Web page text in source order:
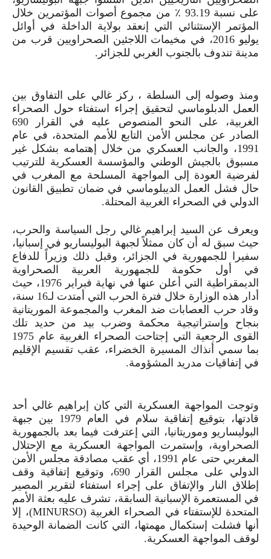
على نسبة
93.19
٪ من مجموع أصوات المؤتمرين خلال
المؤتمر الإستثنائي التي إنعقد بولاية الداخلة في أوائل
يوليو 2016، في مخيمات اللاجئين الصحراويين قرب من
مدينة تندوف بالجنوب الغربي للجزائر.
ومنذ وصوله إلى السلطة ، ركز غالي على التفاوق بين
العمل الدبلوماسي لتحقيق إجراء استفتاء حول الصحراء
الغربية، على النحو المنصوص عليه في القرار 690
الصادر عن مجلس الأمن التابع للأمم المتحدة، في عام
1991، والجانب العسكري من خلال إهتمامه بشكل غير
مسبوق بالجيش الوطني والمؤسسة العسكرية للترتيب
لفرضية العودة إلى المواجهة المسلحة مع المغرب في
حال فشل العمل الديبلوماسي في ضمان تطبيق القانون
الدولي في الصحراء الغربية المحتلة.
ويعرف عن السيد إبراهيم غالي رجل السياسة والحرب،
حيث سبق له أن كان ممثلاً لجبهة البوليساريو في إسبانيا،
سفيرا للجمهورية في الجزائر، وقبل ذلك وزيراً للدفاع
في أول حكومة للجمهورية العربية الصحراوية
الديمقراطية التي أعلن عنها في نهاية فبراير 1976، حيث
أدار هذه الوزارة خلال فترة الحرب التي أمتدت لـ16 سنة،
وقاد حرب العصابات ضد المغرب والمجموعة الموريتانية
بنجاح وإستراتيجية محكمة وضرب بيد من حديد تلك
القوى الرجعية التي إجتاحت الصحراء الغربية عام 1975
بما سمي أنذاك المسيرة الخضراء، عقب تقسيم الإقليم
في إتفاقيات مدريد المشؤومة.
وتوجت المواجهة العسكرية التي كان إبراهيم غالي أحد
قادتها، بتوقيع إتفاقية سلام في العام 1979 بين جبهة
البوليساريو وموريتانيا، التي إعترفت فيما بعد بالجمهورية
الصحراوية، وإستمرت المواجهة العسكرية مع الإحتلال
المغربي حتى عام 1991، أي عقب مصادقة مجلس الأمن
الدولي على مجلس القرار690، وتوقيع إتفاقية وقف
إطلاق النار والإتفاق على إجراء استفتاء لتقرير المصير
في المستعمرة الإسبانية السابقة، تشرف عليه بعثة الأمم
المتحدة للإستفتاء في الصحراء الغربية (MINURSO)، إلا
أنها فشلت إستكمال مهمتها، التي كانت الضمانة الوحيدة
لوقف المواجهة العسكرية.